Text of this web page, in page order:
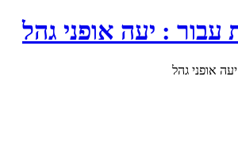
עבור : יעה אופני גהל
יעה אופני גהל